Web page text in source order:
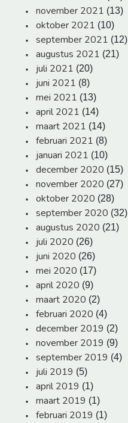
november 2021 (13)
oktober 2021 (10)
september 2021 (12)
augustus 2021 (21)
juli 2021 (20)
juni 2021 (8)
mei 2021 (13)
april 2021 (14)
maart 2021 (14)
februari 2021 (8)
januari 2021 (10)
december 2020 (15)
november 2020 (27)
oktober 2020 (28)
september 2020 (32)
augustus 2020 (21)
juli 2020 (26)
juni 2020 (26)
mei 2020 (17)
april 2020 (9)
maart 2020 (2)
februari 2020 (4)
december 2019 (2)
november 2019 (9)
september 2019 (4)
juli 2019 (5)
april 2019 (1)
maart 2019 (1)
februari 2019 (1)